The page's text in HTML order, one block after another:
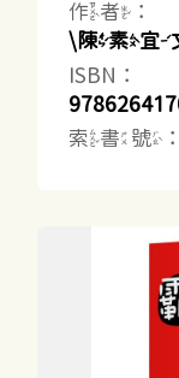
作者：
\陳素宜
ISBN：
索書號